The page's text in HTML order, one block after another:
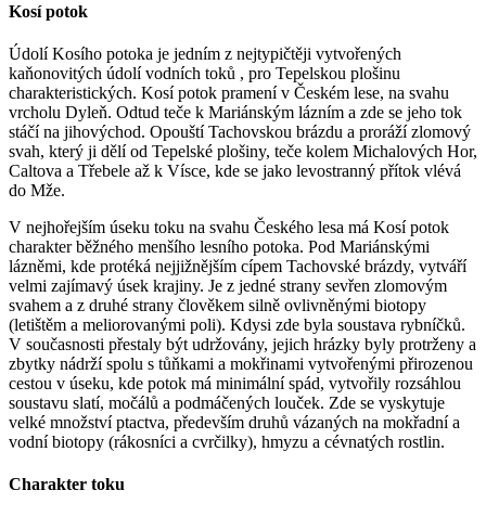
Kosí potok
Údolí Kosího potoka je jedním z nejtypičtěji vytvořených
kaňonovitých údolí vodních toků , pro Tepelskou plošinu
charakteristických. Kosí potok pramení v Českém lese, na svahu
vrcholu Dyleň. Odtud teče k Mariánským lázním a zde se jeho tok
stáčí na jihovýchod. Opouští Tachovskou brázdu a proráží zlomový
svah, který ji dělí od Tepelské plošiny, teče kolem Michalových Hor,
Caltova a Třebele až k Vísce, kde se jako levostranný přítok vlévá
do Mže.
V nejhořejším úseku toku na svahu Českého lesa má Kosí potok
charakter běžného menšího lesního potoka. Pod Mariánskými
lázněmi, kde protéká nejjižnějším cípem Tachovské brázdy, vytváří
velmi zajímavý úsek krajiny. Je z jedné strany sevřen zlomovým
svahem a z druhé strany člověkem silně ovlivněnými biotopy
(letištěm a meliorovanými poli). Kdysi zde byla soustava rybníčků.
V současnosti přestaly být udržovány, jejich hrázky byly protrženy a
zbytky nádrží spolu s tůňkami a mokřinami vytvořenými přirozenou
cestou v úseku, kde potok má minimální spád, vytvořily rozsáhlou
soustavu slatí, močálů a podmáčených louček. Zde se vyskytuje
velké množství ptactva, především druhů vázaných na mokřadní a
vodní biotopy (rákosníci a cvrčilky), hmyzu a cévnatých rostlin.
Charakter toku